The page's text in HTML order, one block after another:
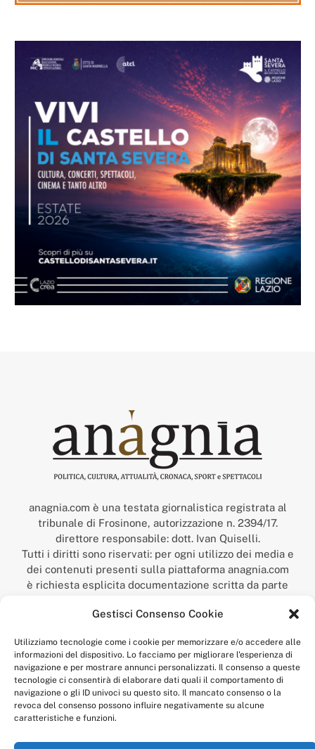
Gestisci Consenso Cookie
Utilizziamo tecnologie come i cookie per memorizzare e/o accedere alle
informazioni del dispositivo. Lo facciamo per migliorare l'esperienza di
navigazione e per mostrare annunci personalizzati. Il consenso a queste
tecnologie ci consentirà di elaborare dati quali il comportamento di
navigazione o gli ID univoci su questo sito. Il mancato consenso o la
revoca del consenso possono influire negativamente su alcune
caratteristiche e funzioni.
anagnia.com è una testata giornalistica registrata al
tribunale di Frosinone, autorizzazione n. 2394/17.
direttore responsabile: dott. Ivan Quiselli.
Tutti i diritti sono riservati: per ogni utilizzo dei media e
dei contenuti presenti sulla piattaforma anagnia.com
è richiesta esplicita documentazione scritta da parte
“Anagnia” è un marchio registrato presso l’Ufficio Italiano
Economico,
num. registrazione: 302017000014044 del 9 febbraio 2017.
Per contatti:redazione@anagnia.com